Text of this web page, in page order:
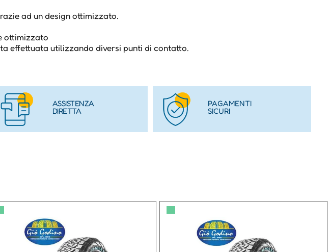
ad un design ottimizzato.
ottimizzato
effettuata utilizzando diversi punti di contatto.
ASSISTENZA
DIRETTA
PAGAMENTI
SICURI
▀